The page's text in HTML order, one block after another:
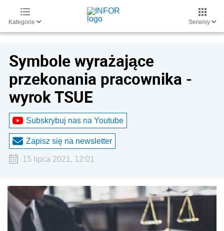
Kategorie Serwisy
Symbole wyrażające
przekonania pracownika -
wyrok TSUE
Subskrybuj nas na Youtube
Zapisz się na newsletter
15 lipca 2021, 12:01